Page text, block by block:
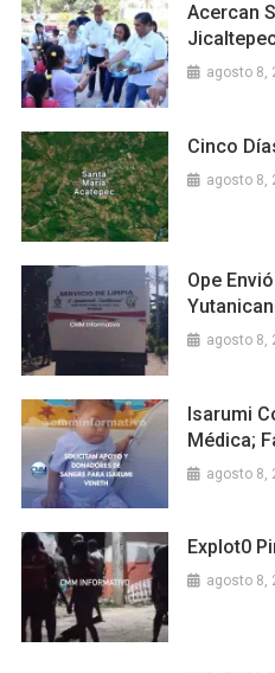
Acercan
agosto 8,
Cinco
agosto 8,
Ope
agosto 8,
Isarumi
Médica;
agosto 8,
Explot0
agosto 8,